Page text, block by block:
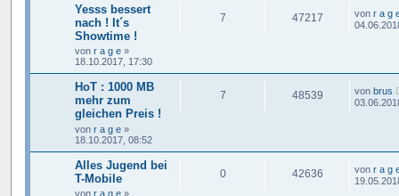
Yesss bessert
nach ! It´s
Showtime !
von r a g e »
18.10.2017, 17:30
7 47217 von r a g
HoT : 1000 MB
mehr zum
gleichen Preis !
von r a g e »
18.10.2017, 08:52
7 48539 von brus
Alles Jugend bei
T-Mobile
von r a g e »
0 42636 von r a g